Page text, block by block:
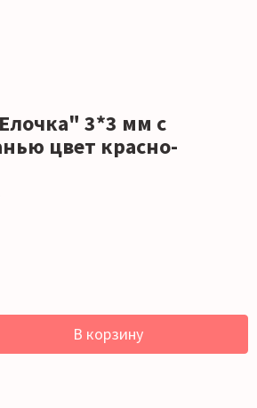
3*3 мм с
цвет красно-
В корзину